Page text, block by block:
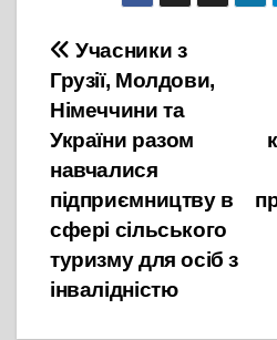
Навігація
записів
Учасники з
Грузії, Молдови,
Німеччини та
України разом
навчалися
підприємництву в
сфері сільського
туризму для осіб з
інвалідністю